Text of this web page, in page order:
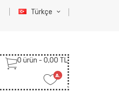
Türkçe
0 ürün - 0,00 TL
A.
Listem